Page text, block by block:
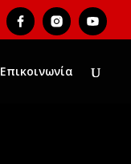
Επικοινωνία